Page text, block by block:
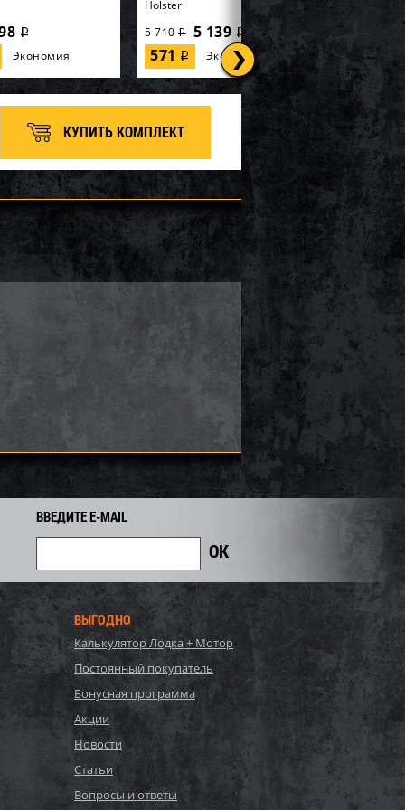
i
Экономия
Holster
5 710i 5 139 i
571 i Экономия
Успех /
/ сухой камыш
Экономия
Засидка-автомат Успех /
ткань синтет. / тростник
Holster
i
для засидки 2*2 /
/ лето Holster
1 212i
Накидка для засидки 2*2/
ткань синтет. / сухой камыш
Holster
1 460
i 1 212
248 Экономия
КУПИТЬ КОМПЛЕКТ
ВВЕДИТЕ E-MAIL
ВЫГОДНО
Калькулятор Лодка + Мотор
Постоянный покупатель
Бонусная программа
Акции
Новости
Статьи
Вопросы и ответы